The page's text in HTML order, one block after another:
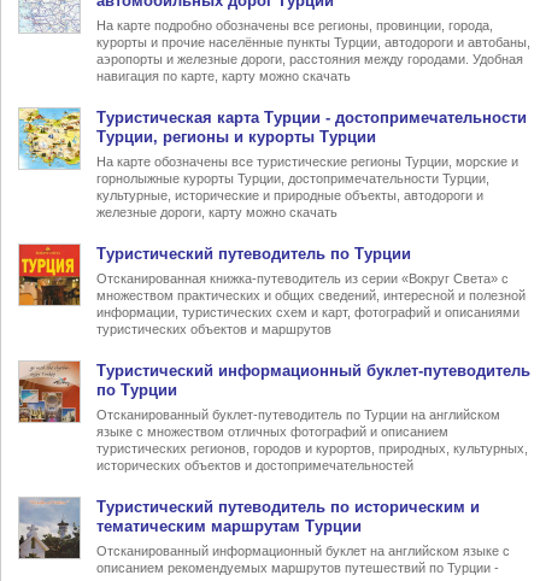
На карте подробно обозначены все регионы, провинции, города,
курорты и прочие населённые пункты Турции, автодороги и автобаны,
аэропорты и железные дороги, расстояния между городами. Удобная
навигация по карте, карту можно скачать
Туристическая карта Турции - достопримечательности
Турции, регионы и курорты Турции
На карте обозначены все туристические регионы Турции, морские и
горнолыжные курорты Турции, достопримечательности Турции,
культурные, исторические и природные объекты, автодороги и
железные дороги, карту можно скачать
Туристический путеводитель по Турции
Отсканированная книжка-путеводитель из серии «Вокруг Света» с
множеством практических и общих сведений, интересной и полезной
информации, туристических схем и карт, фотографий и описаниями
туристических объектов и маршрутов
Туристический информационный буклет-путеводитель
по Турции
Отсканированный буклет-путеводитель по Турции на английском
языке с множеством отличных фотографий и описанием
туристических регионов, городов и курортов, природных, культурных,
исторических объектов и достопримечательностей
Туристический путеводитель по историческим и
тематическим маршрутам Турции
Отсканированный информационный буклет на английском языке с
описанием рекомендуемых маршрутов путешествий по Турции -